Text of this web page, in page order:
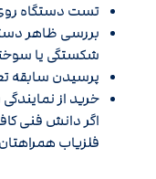
تست دستگاه روی
بررسی ظاهر
شکستگی یا
پرسیدن سابقه
خرید از نمایندگی
اگر دانش فنی
فلزیاب